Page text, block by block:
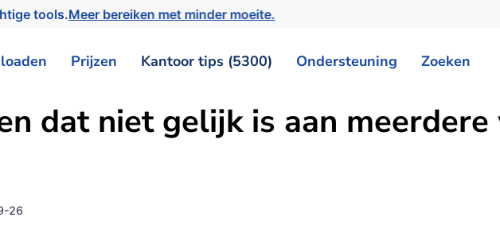
tools.Meer bereiken met minder moeite.
Prijzen Kantoor tips (5300) Ondersteuning Zoeken
dat niet gelijk is aan meerdere
26